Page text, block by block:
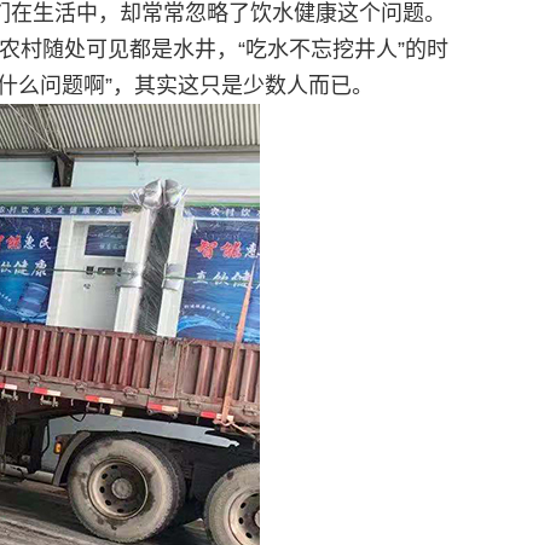
生活中，却常常忽略了饮水健康这个问题。
村随处可见都是水井，“吃水不忘挖井人”的时
问题啊”，其实这只是少数人而已。